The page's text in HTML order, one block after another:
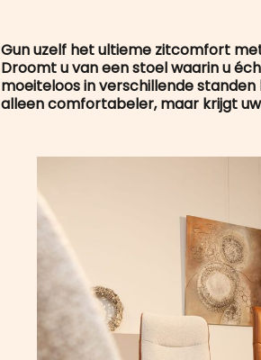
Gun uzelf het ultieme zitcomfort
Droomt u van een stoel waarin u
moeiteloos in verschillende
alleen comfortabeler, maar krijgt